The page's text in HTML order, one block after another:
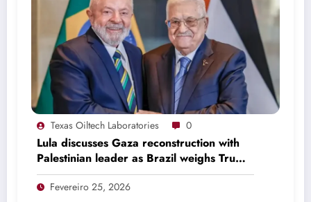
Texas Oiltech Laboratories 0
Lula discusses Gaza reconstruction with
Palestinian leader as Brazil weighs Trump
invitation
Fevereiro 25, 2026